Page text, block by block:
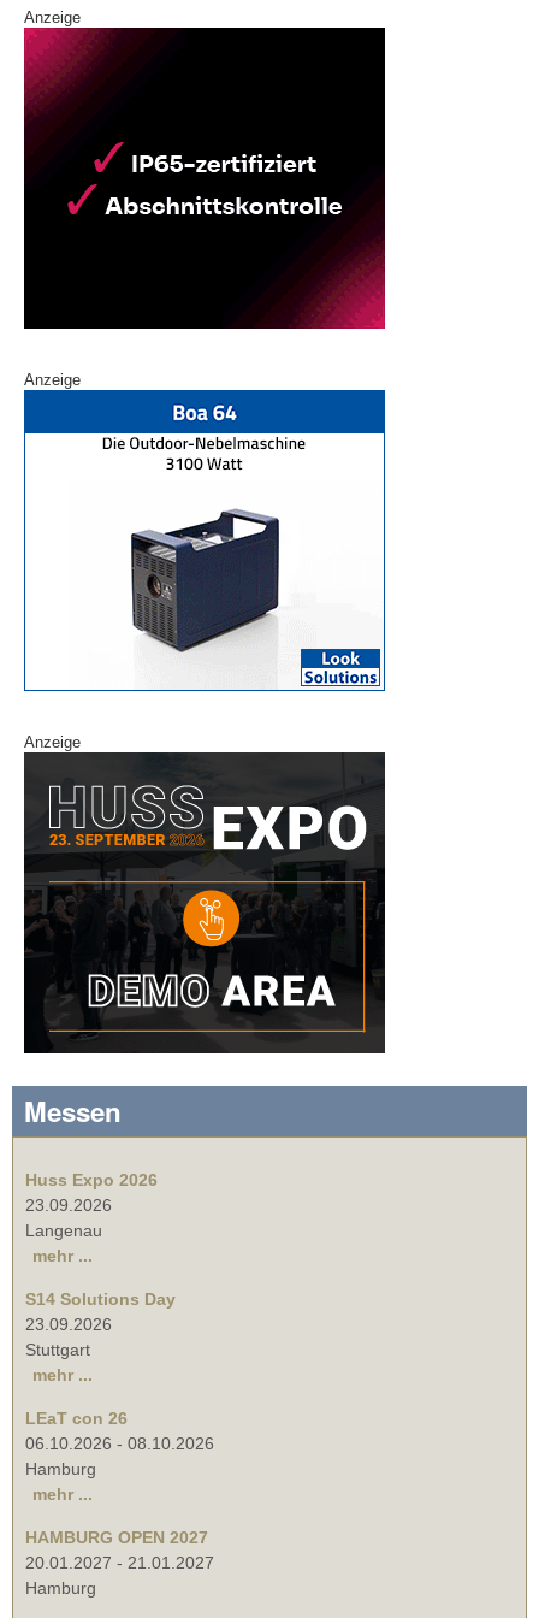
Anzeige
Anzeige
Anzeige
Messen
Huss Expo 2026
23.09.2026
Langenau
mehr ...
S14 Solutions Day
23.09.2026
Stuttgart
mehr ...
LEaT con 26
06.10.2026 - 08.10.2026
Hamburg
mehr ...
HAMBURG OPEN 2027
20.01.2027 - 21.01.2027
Hamburg